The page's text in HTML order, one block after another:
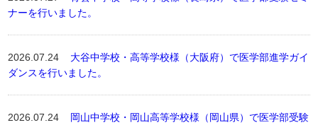
ナーを行いました。
2026.07.24 大谷中学校・高等学校様（大阪府）で医学部進学ガイ
ダンスを行いました。
2026.07.24 岡山中学校・岡山高等学校様（岡山県）で医学部受験